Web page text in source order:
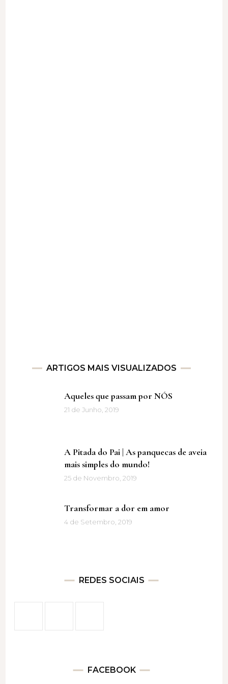
ARTIGOS MAIS VISUALIZADOS
Aqueles que passam por NÓS
21 de Junho, 2019
A Pitada do Pai | As panquecas de aveia
mais simples do mundo!
25 de Novembro, 2019
Transformar a dor em amor
4 de Setembro, 2019
REDES SOCIAIS
FACEBOOK